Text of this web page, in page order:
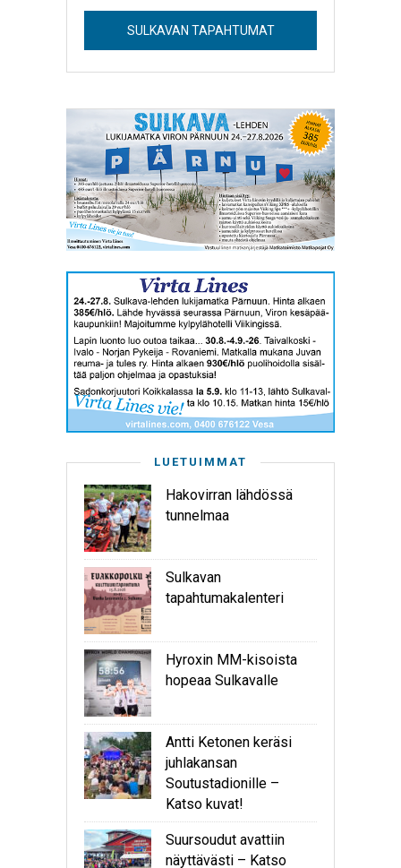
SULKAVAN TAPAHTUMAT
LUETUIMMAT
Hakovirran lähdössä
tunnelmaa
Sulkavan
tapahtumakalenteri
Hyroxin MM-kisoista
hopeaa Sulkavalle
Antti Ketonen keräsi
juhlakansan
Soutustadionille –
Katso kuvat!
Suursoudut avattiin
näyttävästi – Katso